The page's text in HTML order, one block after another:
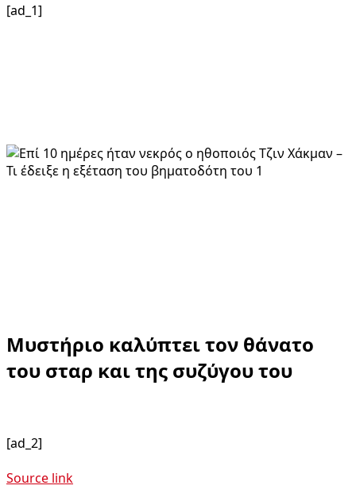
[ad_1]
Μυστήριο καλύπτει τον θάνατο
του σταρ και της συζύγου του
[ad_2]
Source link